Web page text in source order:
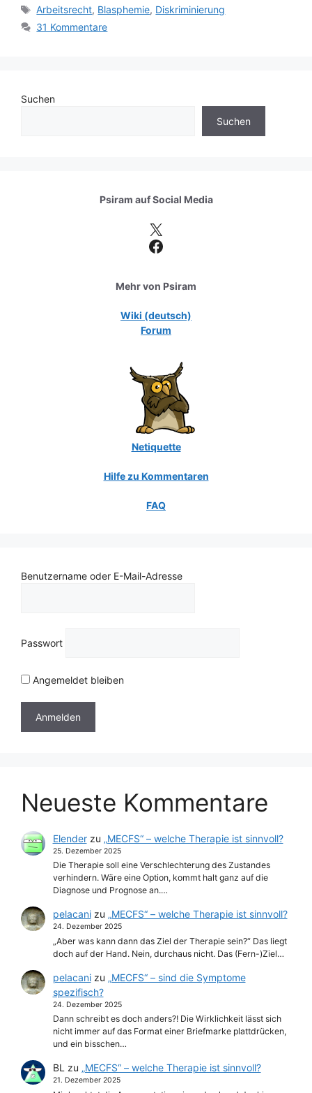
Schlagwörter
Arbeitsrecht, Blasphemie, Diskriminierung
31 Kommentare
Suchen
Suchen
Psiram aufSocial Media
X
Facebook
Mehr von Psiram
Wiki (deutsch)
Forum
Netiquette
Hilfe zu Kommentaren
FAQ
Benutzername oder E-Mail-Adresse
Passwort
Angemeldet bleiben
Neueste Kommentare
Elenderzu „MECFS“ – welche Therapie ist sinnvoll?
25. Dezember 2025
Die Therapie soll eine Verschlechterung des Zustandes
verhindern. Wäre eine Option, kommt halt ganz auf die
Diagnose und Prognose an.…
pelacanizu „MECFS“ – welche Therapie ist sinnvoll?
24. Dezember 2025
„Aber was kann dann das Ziel der Therapie sein?“ Das liegt
doch auf der Hand. Nein, durchaus nicht. Das (Fern-)Ziel…
pelacanizu „MECFS“ – sind die Symptome
spezifisch?
24. Dezember 2025
Dann schreibt es doch anders?! Die Wirklichkeit lässt sich
nicht immer auf das Format einer Briefmarke plattdrücken,
und ein bisschen…
BL zu „MECFS“ – welche Therapie ist sinnvoll?
21. Dezember 2025